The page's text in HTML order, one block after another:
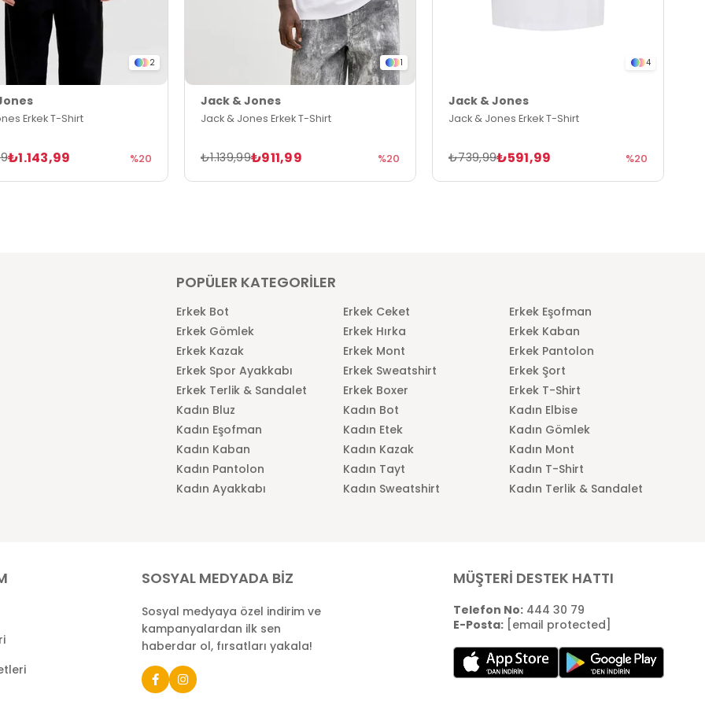
2
Erkek T-Shirt
₺1.143,99 %20
1
Jack & Jones
Jack & Jones Erkek T-Shirt
₺911,99
₺1.139,99 %20
4
Jack & Jones
Jack & Jones Erkek T-Shirt
₺591,99
₺739,99 %20
POPÜLER KATEGORİLER
Erkek Bot Erkek Ceket
Erkek Eşofman
Erkek Gömlek
Erkek Hırka
Erkek Kaban
Erkek Kazak
Erkek Mont
Erkek Pantolon
Erkek Spor Ayakkabı
Erkek Sweatshirt
Erkek Şort
Erkek Terlik & Sandalet
Erkek Boxer
Erkek T-Shirt
Kadın Bluz
Kadın Bot
Kadın Elbise
Kadın Eşofman
Kadın Etek
Kadın Gömlek
Kadın Kaban
Kadın Kazak
Kadın Mont
Kadın Pantolon
Kadın Tayt
Kadın T-Shirt
Kadın Ayakkabı
Kadın Sweatshirt Kadın Terlik & Sandalet
SOSYAL MEDYADA BİZ
Sosyal medyaya özel indirim ve
kampanyalardan ilk sen
haberdar ol, fırsatları yakala!
MÜŞTERİ DESTEK HATTI
Telefon No:444 30 79
E-Posta: [email protected]